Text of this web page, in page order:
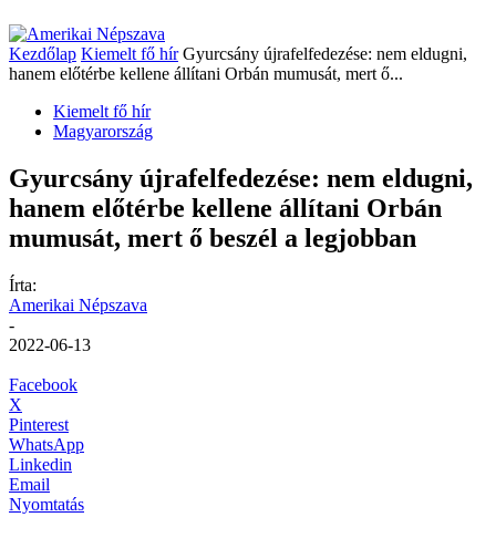
Kezdőlap Kiemelt fő hír Gyurcsány újrafelfedezése: nem eldugni,
hanem előtérbe kellene állítani Orbán mumusát, mert ő...
Kiemelt fő hír
Magyarország
Gyurcsány újrafelfedezése: nem eldugni,
hanem előtérbe kellene állítani Orbán
mumusát, mert ő beszél a legjobban
Írta:
Amerikai Népszava
-
2022-06-13
Facebook
X
Pinterest
WhatsApp
Linkedin
Email
Nyomtatás